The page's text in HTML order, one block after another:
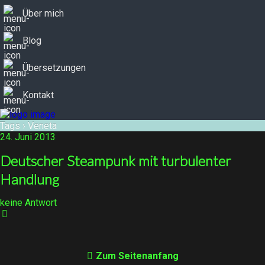
Über mich
Blog
Übersetzungen
Kontakt
Tags › Veneta
24. Juni 2013
Deutscher Steampunk mit turbulenter
Handlung
keine Antwort
Zum Seitenanfang